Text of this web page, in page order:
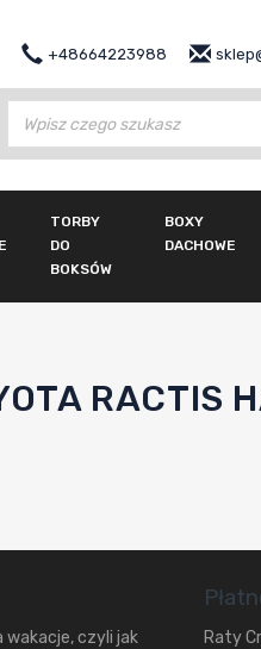
+48664223988
TORBY
DO
BOKSÓW
BOXY
DACHOWE
RACTIS
wakacje, czyli jak
Raty